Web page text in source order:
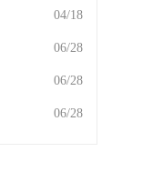
04/18
06/28
06/28
06/28